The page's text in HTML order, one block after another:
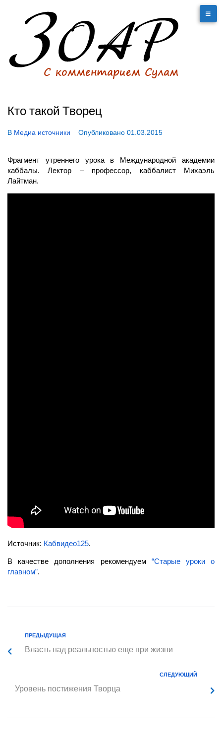
Кто такой Творец
В Медиа источники Опубликовано 01.03.2015
Фрагмент утреннего урока в Международной академии
каббалы. Лектор – профессор, каббалист Михаэль
Лайтман.
Источник: Кабвидео125.
В качестве дополнения рекомендуем “Старые уроки о
главном”.
ПРЕДЫДУЩАЯ
Власть над реальностью еще при жизни
СЛЕДУЮЩИЙ
Уровень постижения Творца